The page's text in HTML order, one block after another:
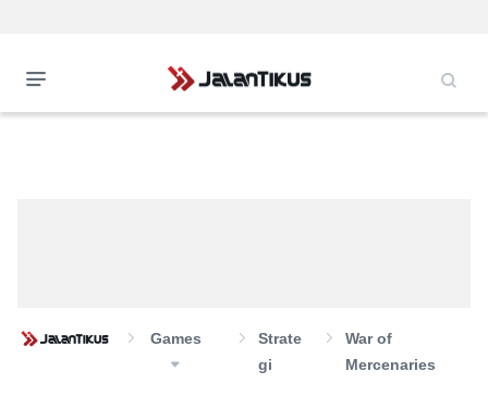
Games
Strate
Gi
War of
Mercenaries